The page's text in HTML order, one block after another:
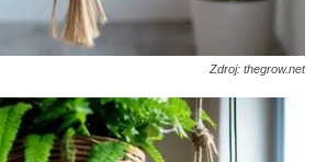
Zdroj: thegrow.net